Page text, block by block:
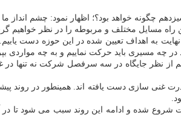
چگونه خواهد بود؟؛ اظهار نمود: چشم انداز
راه مسایل مختلف و مربوطه را در نظر خواهیم
به اهداف تعیین شده در این حوزه دست
چه مسیری باید حرکت نماییم و به چه مواردی
از نظر جایگاه در سه سرفصل شرکت نه تنها
غنی سازی دست یافته اند. همینطور در
شده و ادامه این روند سبب می شود تا